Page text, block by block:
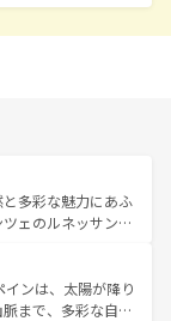
多彩な魅力にあふ
ェのルネッサンス
マルフィ海岸の絶
合間には、本場の
を堪能することも
ンは、太陽が降り
まで、多彩な自然